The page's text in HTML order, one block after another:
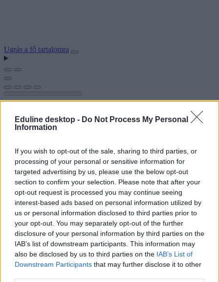
Eduline desktop - Do Not Process My Personal
Information
If you wish to opt-out of the sale, sharing to third parties, or
processing of your personal or sensitive information for
targeted advertising by us, please use the below opt-out
section to confirm your selection. Please note that after your
opt-out request is processed you may continue seeing
interest-based ads based on personal information utilized by
us or personal information disclosed to third parties prior to
your opt-out. You may separately opt-out of the further
disclosure of your personal information by third parties on the
IAB’s list of downstream participants. This information may
also be disclosed by us to third parties on the IAB’s List of
Downstream Participants that may further disclose it to other
Ugrás a fő tartalomra